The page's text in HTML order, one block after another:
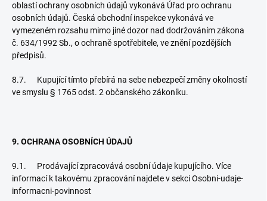
oblastí ochrany osobních údajů vykonává Úřad pro ochranu
osobních údajů. Česká obchodní inspekce vykonává ve
vymezeném rozsahu mimo jiné dozor nad dodržováním zákona
č. 634/1992 Sb., o ochraně spotřebitele, ve znění pozdějších
předpisů.
8.7. Kupující tímto přebírá na sebe nebezpečí změny okolností
ve smyslu § 1765 odst. 2 občanského zákoníku.
9. OCHRANA OSOBNÍCH ÚDAJŮ
9.1. Prodávající zpracovává osobní údaje kupujícího. Více
informací k takovému zpracování najdete v sekci Osobni-udaje-
informacni-povinnost